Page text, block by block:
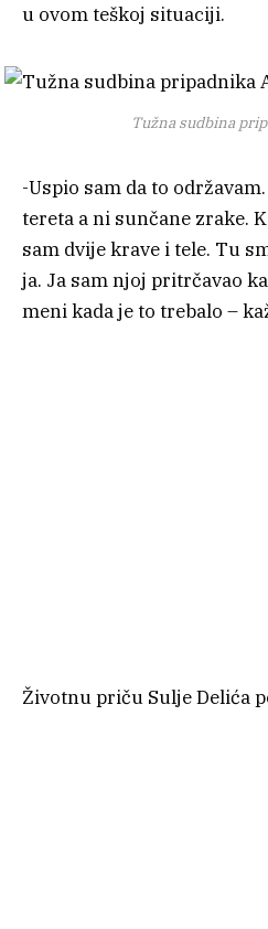
u ovom teškoj situaciji.
Tužna sudbina
-Uspio sam da to
tereta a ni sunčane zrake.
sam dvije krave i tele. Tu
ja. Ja sam njoj pritrčavao
meni kada je to trebalo –
Životnu priču Sulje Delića